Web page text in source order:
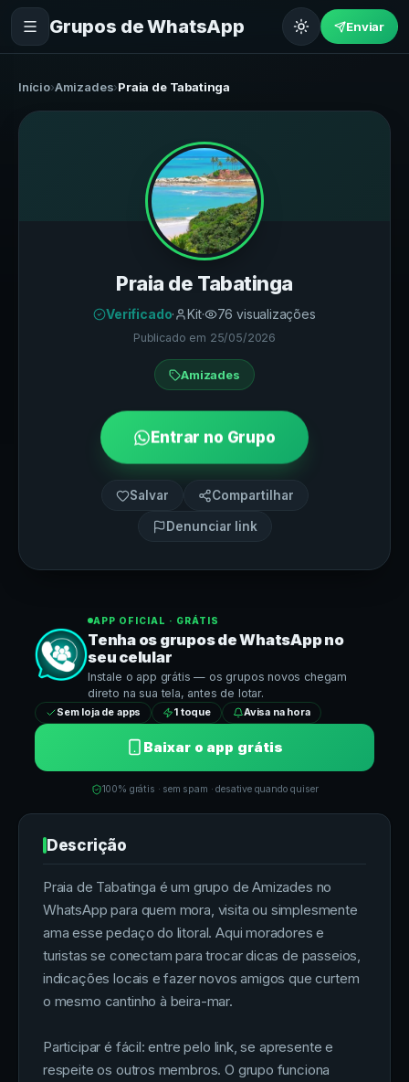
Grupos de WhatsApp Enviar
Início›Amizades›Praia de Tabatinga
Praia de Tabatinga
Verificado· Kit· 76 visualizações
Publicado em 25/05/2026
Amizades
Entrar no Grupo
Salvar Compartilhar
Denunciar link
APP OFICIAL · GRÁTIS
Tenha os grupos deWhatsAppno
seu celular
Instale o app grátis — os grupos novos chegam
direto na sua tela, antes de lotar.
Sem loja de apps 1 toque Avisa na hora
Baixar o app grátis
100% grátis · sem spam · desative quando quiser
Descrição
Praia de Tabatinga é um grupo de Amizades no
WhatsApp para quem mora, visita ou simplesmente
ama esse pedaço do litoral. Aqui moradores e
turistas se conectam para trocar dicas de passeios,
indicações locais e fazer novos amigos que curtem
o mesmo cantinho à beira-mar.
Participar é fácil: entre pelo link, se apresente e
respeite os outros membros. O grupo funciona